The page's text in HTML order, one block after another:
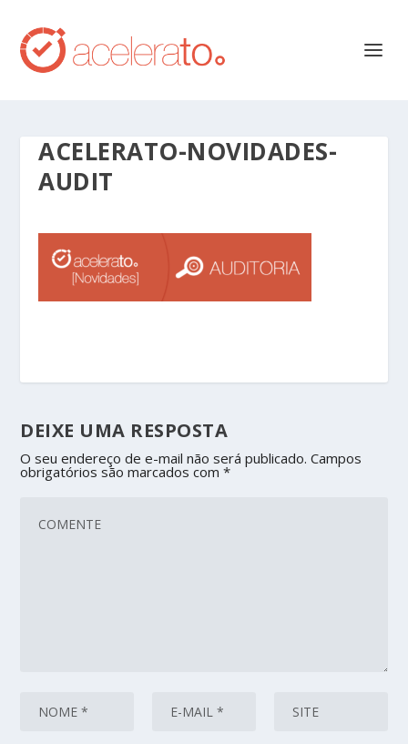
ACELERATO-NOVIDADES-
AUDIT
DEIXE UMA RESPOSTA
O seu endereço de e-mail não será publicado. Campos
obrigatórios são marcados com*